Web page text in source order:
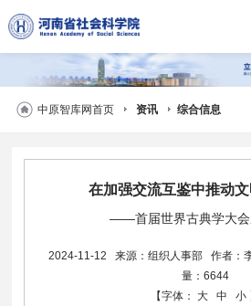
中原智库网首页 资讯 综合信息
在加强交流互鉴中推动
——首届世界古典学大会
2024-11-12 来源：组织人事部 作者：
量：6644
【字体：
大 中 小